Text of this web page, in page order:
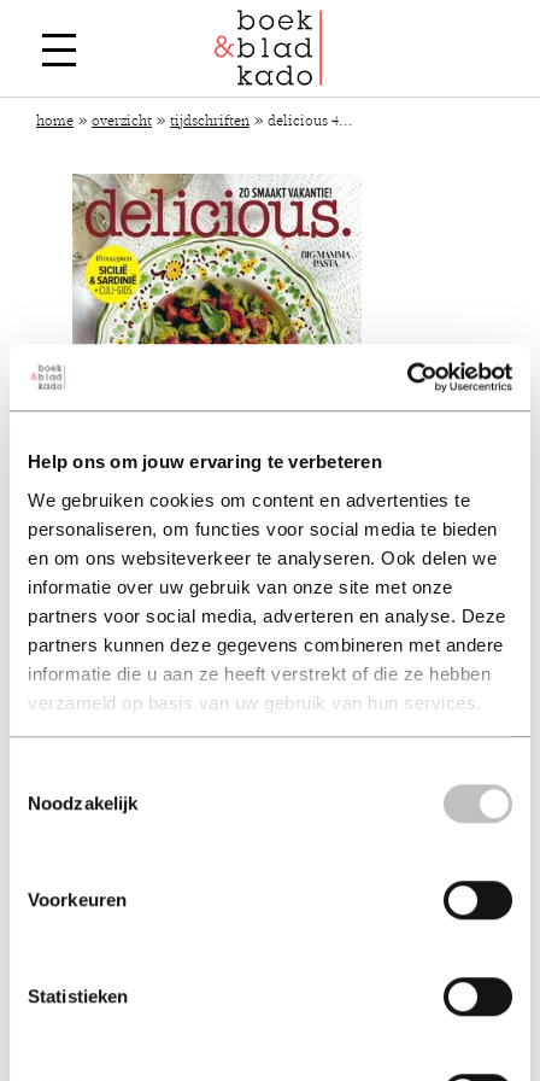
Help ons om jouw ervaring te verbeteren
We gebruiken cookies om content en advertenties te
personaliseren, om functies voor social media te bieden
en om ons websiteverkeer te analyseren. Ook delen we
informatie over uw gebruik van onze site met onze
partners voor social media, adverteren en analyse. Deze
partners kunnen deze gegevens combineren met andere
informatie die u aan ze heeft verstrekt of die ze hebben
verzameld op basis van uw gebruik van hun services.
Noodzakelijk
Voorkeuren
Statistieken
home » overzicht » tijdschriften » delicious 4...
Delicious 4 nummers
roularta media group nv (auteur)
34,95
in winkelmand
het foodmagazine van nederland en
Delicious. is het foodmagazine van Nederland en Belgie.
Met een abonnement op delicious. ontvang je heerlijke
en wijn. Het blad delicious. biedt maakbare recepten met